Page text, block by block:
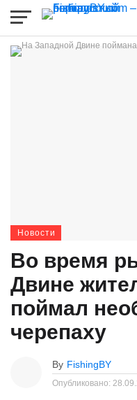
Новости
Во время
Двине
поймал
черепаху
By FishingBY
Опубликовано: